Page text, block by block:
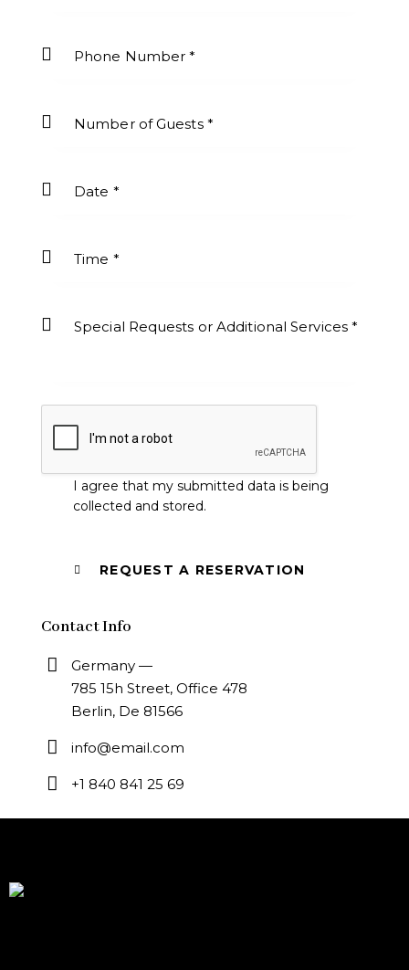
I agree that my submitted data is being
collected and stored.
Contact Info
Germany —
785 15h Street, Office 478
Berlin, De 81566
info@email.com
+1 840 841 25 69